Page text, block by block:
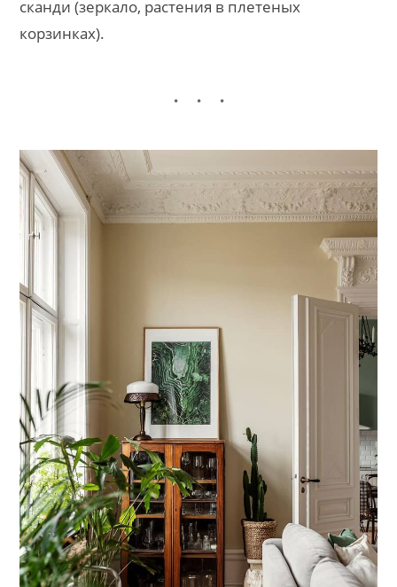
сканди (зеркало, растения в плетеных
корзинках).